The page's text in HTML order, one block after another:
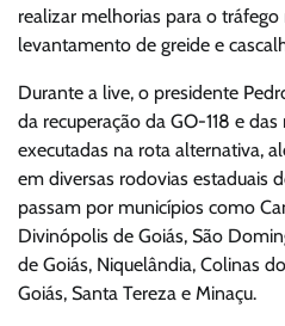
realizar melhorias para o
levantamento de greide e
Durante a live, o presidente
da recuperação da GO-118 e
executadas na rota alternativa,
em diversas rodovias estaduais
passam por municípios como
Divinópolis de Goiás, São
de Goiás, Niquelândia, Colinas
Goiás, Santa Tereza e Minaçu.